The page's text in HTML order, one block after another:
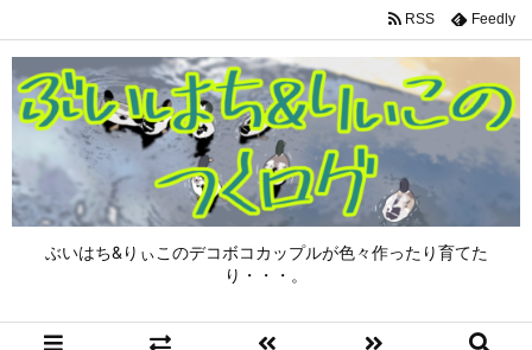
ぶいはち&りぃこのデコボコカップルが色々作ったり育てた
り・・・。
RSS Feedly